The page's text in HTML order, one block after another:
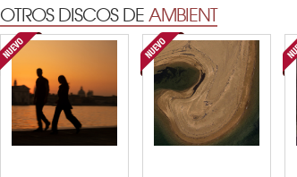
OTROS DISCOS DEAMBIENT